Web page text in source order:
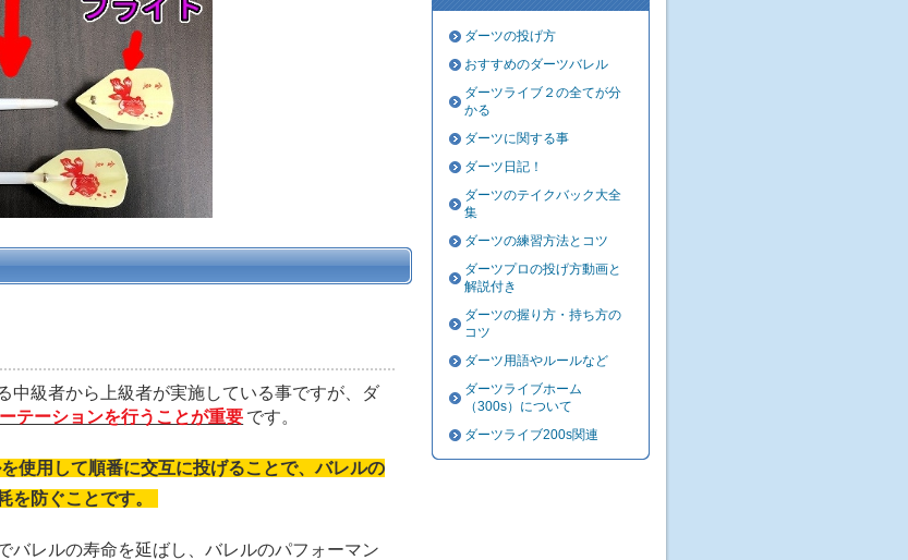
中級者から上級者が実施している事ですが、ダ
テーションを行うことが重要 です。
使用して順番に交互に投げることで、バレルの
を防ぐことです。
バレルの寿命を延ばし、バレルのパフォーマン
ダーツの投げ方
おすすめのダーツバレル
ダーツライブ２の全てが分
かる
ダーツに関する事
ダーツ日記！
ダーツのテイクバック大全
集
ダーツの練習方法とコツ
ダーツプロの投げ方動画と
解説付き
ダーツの握り方・持ち方の
コツ
ダーツ用語やルールなど
ダーツライブホーム
（300s）について
ダーツライブ200s関連